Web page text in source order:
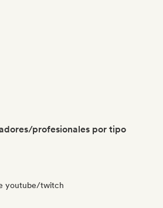
profesionales por tipo
youtube/twitch